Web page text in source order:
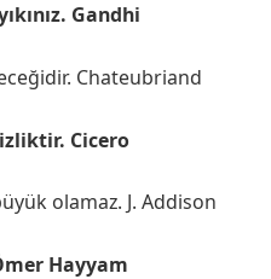
Gandhi
Chateubriand
Cicero
olamaz. J. Addison
Hayyam